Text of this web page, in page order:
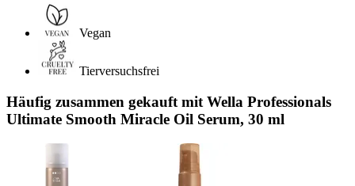
Vegan
Tierversuchsfrei
Häufig zusammen gekauft mit Wella Professionals
Ultimate Smooth Miracle Oil Serum, 30 ml